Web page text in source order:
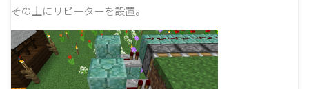
その上にリピーターを設置。